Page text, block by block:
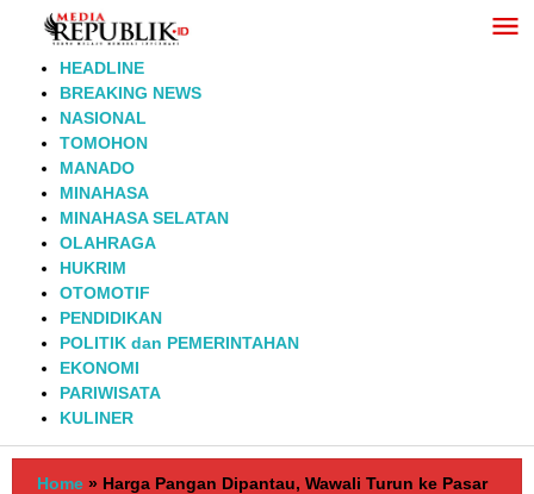
Lewati
HEADLINE
BREAKING NEWS
NASIONAL
TOMOHON
MANADO
MINAHASA
MINAHASA SELATAN
OLAHRAGA
HUKRIM
OTOMOTIF
PENDIDIKAN
POLITIK dan PEMERINTAHAN
EKONOMI
PARIWISATA
KULINER
Home » Harga Pangan Dipantau, Wawali Turun ke Pasar